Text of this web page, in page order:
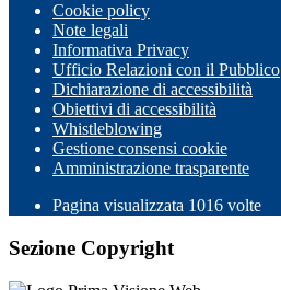
Cookie policy
Note legali
Informativa Privacy
Ufficio Relazioni con il Pubblico
Dichiarazione di accessibilità
Obiettivi di accessibilità
Whistleblowing
Gestione consensi cookie
Amministrazione trasparente
Pagina visualizzata 1016 volte
Sezione Copyright